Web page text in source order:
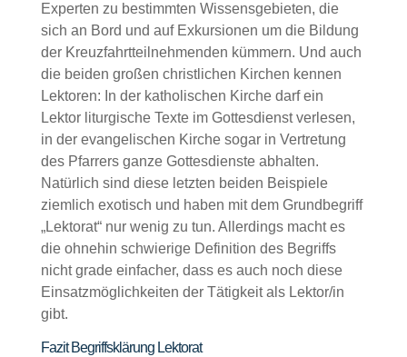
Experten zu bestimmten Wissensgebieten, die
sich an Bord und auf Exkursionen um die Bildung
der Kreuzfahrtteilnehmenden kümmern. Und auch
die beiden großen christlichen Kirchen kennen
Lektoren: In der katholischen Kirche darf ein
Lektor liturgische Texte im Gottesdienst verlesen,
in der evangelischen Kirche sogar in Vertretung
des Pfarrers ganze Gottesdienste abhalten.
Natürlich sind diese letzten beiden Beispiele
ziemlich exotisch und haben mit dem Grundbegriff
„Lektorat“ nur wenig zu tun. Allerdings macht es
die ohnehin schwierige Definition des Begriffs
nicht grade einfacher, dass es auch noch diese
Einsatzmöglichkeiten der Tätigkeit als Lektor/in
gibt.
Fazit Begriffsklärung Lektorat